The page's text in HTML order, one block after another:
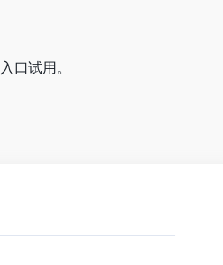
口试用。